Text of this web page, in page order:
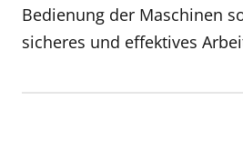
Bedienung der Maschinen
sicheres und effektives